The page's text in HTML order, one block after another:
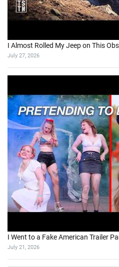
I Almost Rolled My Jeep on This
July 27, 2026
I Went to a Fake American Trailer
July 21, 2026